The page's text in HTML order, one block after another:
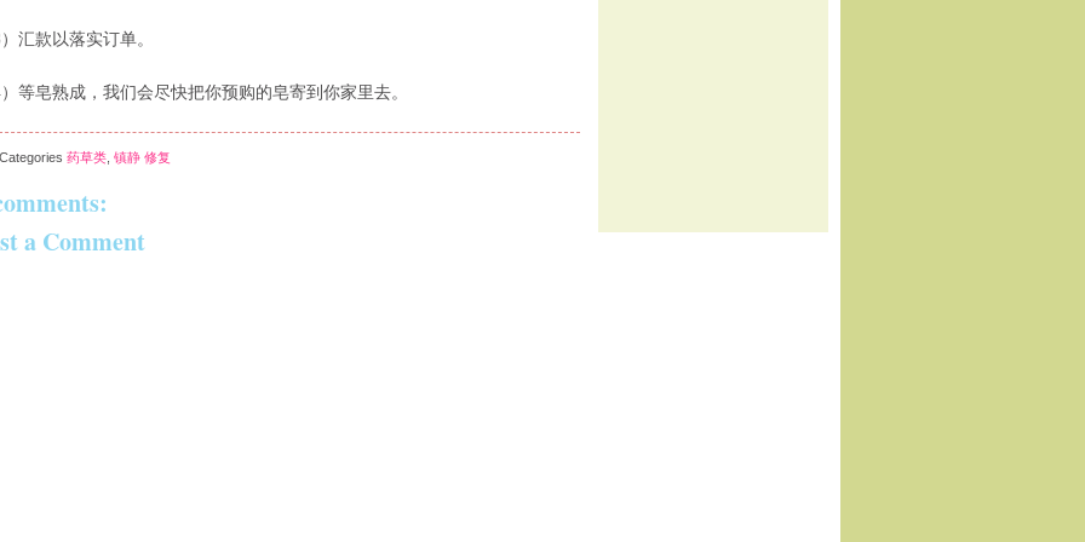
）汇款以落实订单。
）等皂熟成，我们会尽快把你预购的皂寄到你家里去。
Categories 药草类 镇静 修复
a Comment